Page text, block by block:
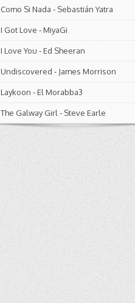
Como Si Nada - Sebastián Yatra
I Got Love -MiyaGi
I Love You -Ed Sheeran
Undiscovered - James Morrison
Laykoon -El Morabba3
The Galway Girl - Steve Earle